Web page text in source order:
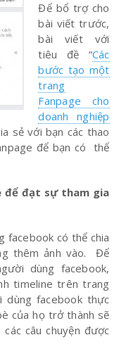
Để bổ trợ cho
bài viết trước,
bài viết với
tiêu đề “Các
bước tạo một
trang
Fanpage cho
doanh nghiệp
sẻ với bạn các thao
để bạn có thể
để đạt sự tham gia
facebook có thể chia
thêm ảnh vào. Để
dùng facebook,
timeline trên trang
dùng facebook thực
của họ trở thành sẽ
câu chuyện được